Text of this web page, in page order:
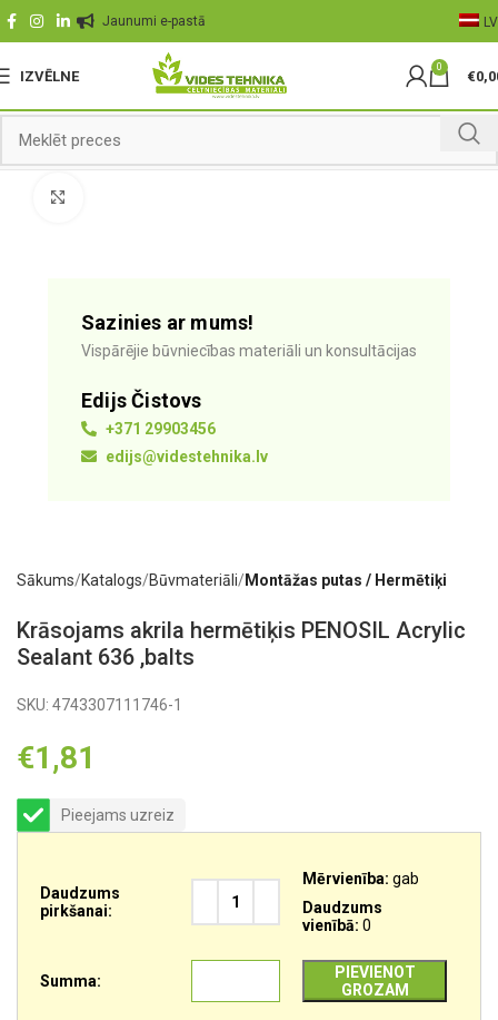
Jaunumi e-pastā LV
IZVĒLNE
0
€
Sazinies ar mums!
Vispārējie būvniecības materiāli un konsultācijas
Edijs Čistovs
+371 29903456
edijs@videstehnika.lv
Sākums Katalogs Būvmateriāli Montāžas putas / Hermētiķi
Krāsojams akrila hermētiķis PENOSIL Acrylic
Sealant 636 ,balts
SKU: 4743307111746-1
€1,81
Pieejams uzreiz
Daudzums
pirkšanai:
Mērvienība: gab
Daudzums
vienībā: 0
Summa:
PIEVIENOT
GROZAM